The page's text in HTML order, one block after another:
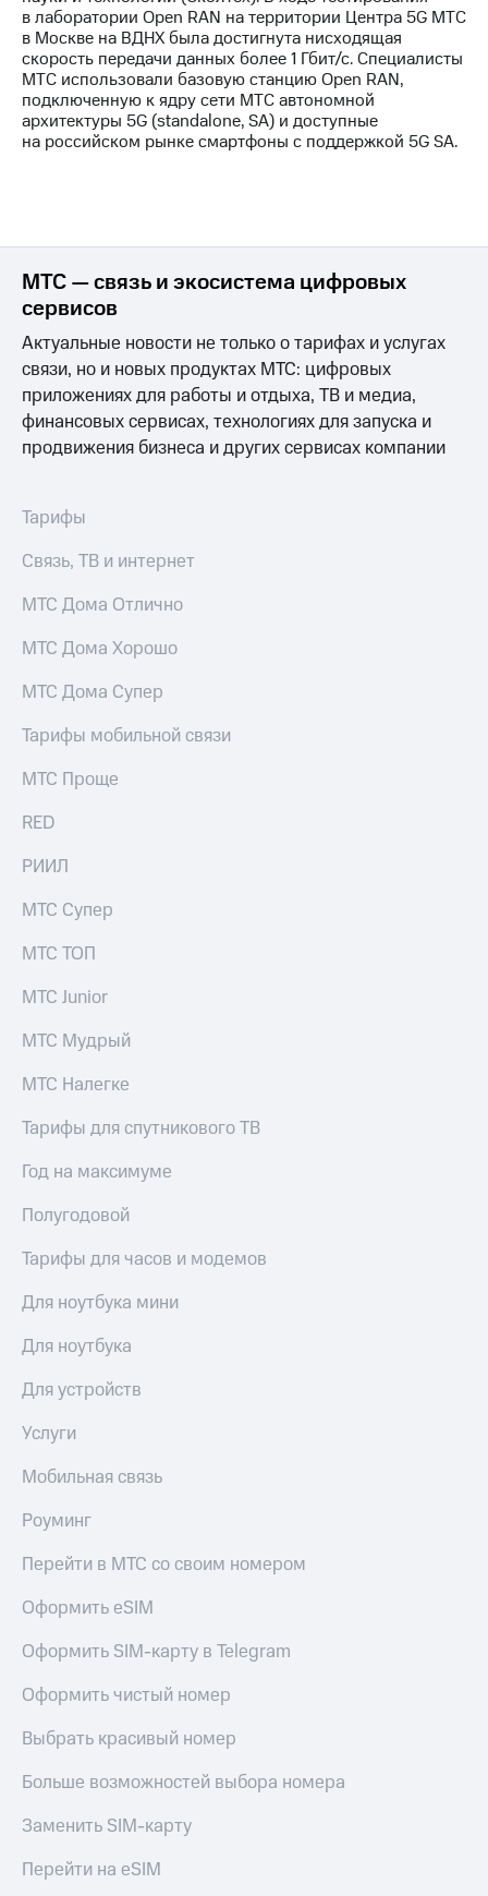
в лаборатории Open RAN на территории Центра 5G МТС
в Москве на ВДНХ была достигнута нисходящая
скорость передачи данных более 1 Гбит/с. Специалисты
МТС использовали базовую станцию Open RAN,
подключенную к ядру сети МТС автономной
архитектуры 5G (standalone, SA) и доступные
на российском рынке смартфоны с поддержкой 5G SA.
МТС — связь и экосистема цифровых
сервисов
Актуальные новости не только о тарифах и услугах
связи, но и новых продуктах МТС: цифровых
приложениях для работы и отдыха, ТВ и медиа,
финансовых сервисах, технологиях для запуска и
продвижения бизнеса и других сервисах компании
Тарифы
Связь, ТВ и интернет
МТС Дома Отлично
МТС Дома Хорошо
МТС Дома Супер
Тарифы мобильной связи
МТС Проще
RED
РИИЛ
МТС Супер
МТС ТОП
МТС Junior
МТС Мудрый
МТС Налегке
Тарифы для спутникового ТВ
Год на максимуме
Полугодовой
Тарифы для часов и модемов
Для ноутбука мини
Для ноутбука
Для устройств
Услуги
Мобильная связь
Роуминг
Перейти в МТС со своим номером
Оформить eSIM
Оформить SIM-карту в Telegram
Оформить чистый номер
Выбрать красивый номер
Больше возможностей выбора номера
Заменить SIM-карту
Перейти на eSIM